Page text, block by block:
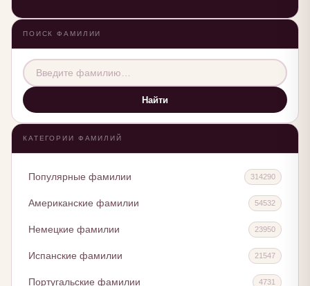
ПОИСК ФАМИЛИИ
Найти
КАТЕГОРИИ ФАМИЛИЙ
Популярные фамилии 314290
Американские фамилии 54532
Немецкие фамилии 23950
Испанские фамилии 21547
Португальские фамилии 4731